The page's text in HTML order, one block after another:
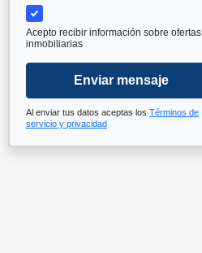
Acepto recibir información sobre ofertas
inmobiliarias
Enviar mensaje
Al enviar tus datos aceptas los Términos de
servicio y privacidad